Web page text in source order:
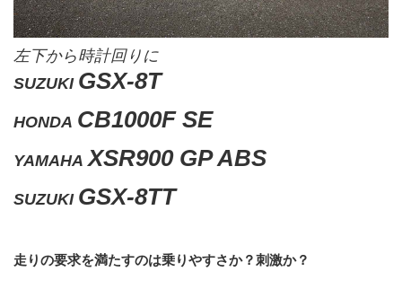
左下から時計回りに
SUZUKI GSX-8T
HONDA CB1000F SE
YAMAHA XSR900 GP ABS
SUZUKI GSX-8TT
走りの要求を満たすのは乗りやすさか？刺激か？